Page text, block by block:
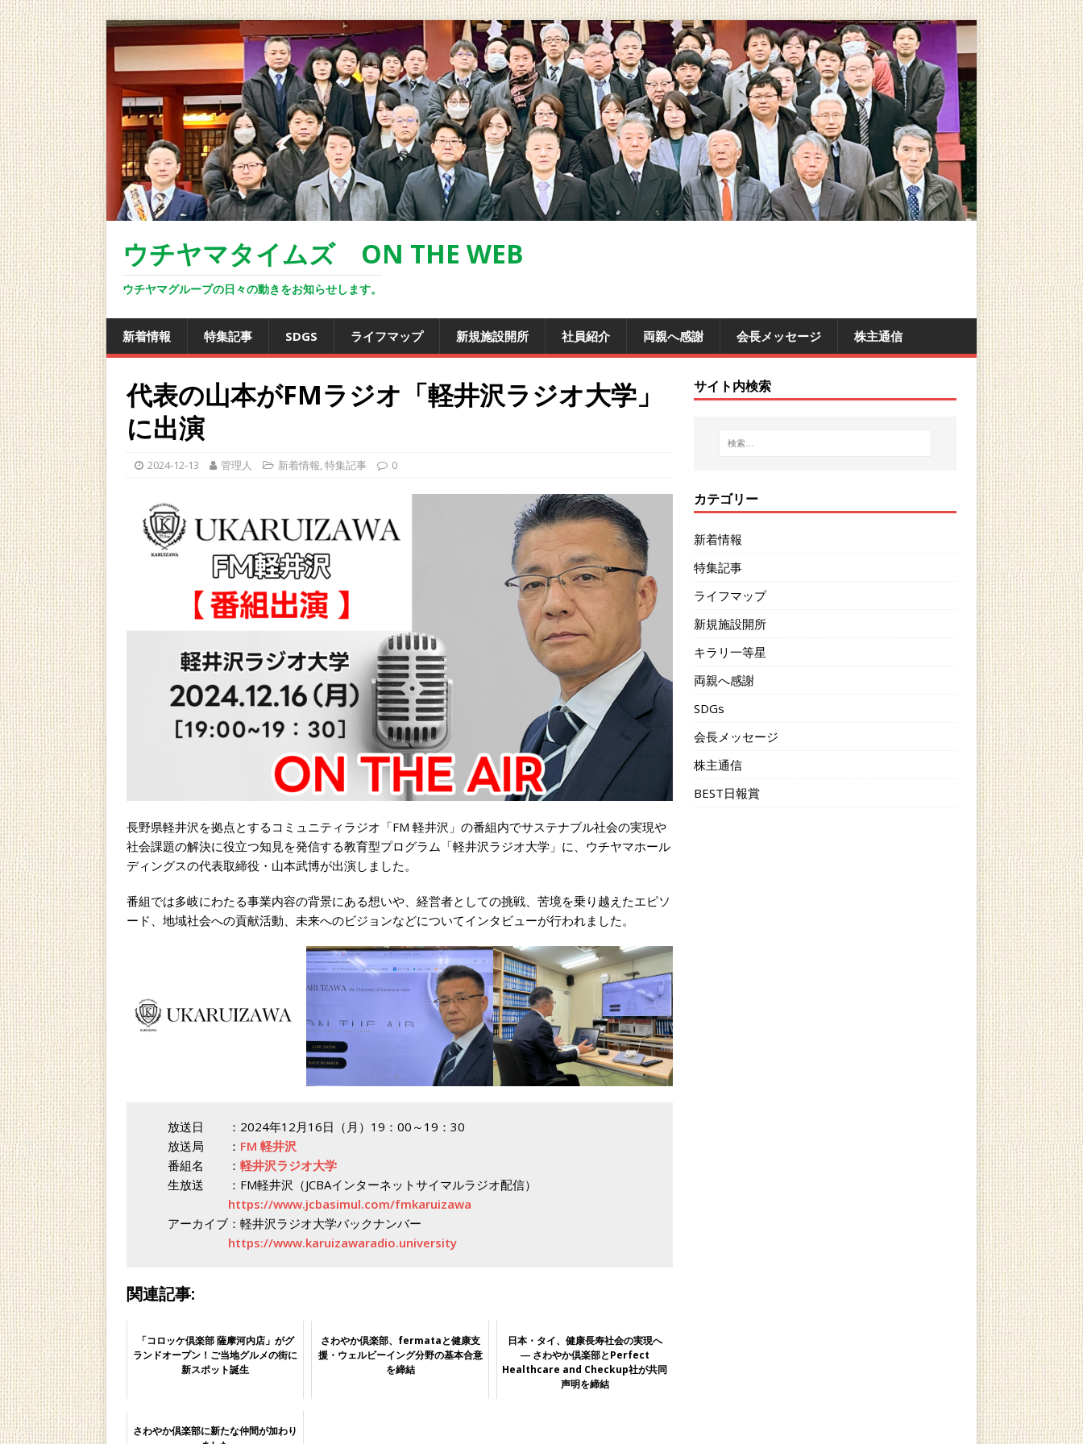
ウチヤマタイムズ ON THE WEB
ウチヤマグループの日々の動きをお知らせします。
新着情報 特集記事 SDGS ライフマップ 新規施設開所 社員紹介 両親へ感謝 会長メッセージ 株主通信
代表の山本がFMラジオ「軽井沢ラジオ大学」
に出演
2024-12-13 管理人 新着情報,特集記事 0
長野県軽井沢を拠点とするコミュニティラジオ「FM 軽井沢」の番組内でサステナブル社会の実現や
社会課題の解決に役立つ知見を発信する教育型プログラム「軽井沢ラジオ大学」に、ウチヤマホール
ディングスの代表取締役・山本武博が出演しました。
番組では多岐にわたる事業内容の背景にある想いや、経営者としての挑戦、苦境を乗り越えたエピソ
ード、地域社会への貢献活動、未来へのビジョンなどについてインタビューが行われました。
放送日 ：2024年12月16日（月）19：00～19：30
放送局 ： FM 軽井沢
番組名 ： 軽井沢ラジオ大学
生放送 ：FM軽井沢（JCBAインターネットサイマルラジオ配信）
https://www.jcbasimul.com/fmkaruizawa
アーカイブ：軽井沢ラジオ大学バックナンバー
https://www.karuizawaradio.university
関連記事:
「コロッケ倶楽部 薩摩河内店」がグ
ランドオープン！ご当地グルメの街に
新スポット誕生
さわやか倶楽部、fermataと健康支
援・ウェルビーイング分野の基本合意
を締結
日本・タイ、健康長寿社会の実現へ
― さわやか倶楽部とPerfect
Healthcare and Checkup社が共同
声明を締結
さわやか倶楽部に新たな仲間が加わり
サイト内検索
カテゴリー
新着情報
特集記事
ライフマップ
新規施設開所
キラリ一等星
両親へ感謝
SDGs
会長メッセージ
株主通信
BEST日報賞